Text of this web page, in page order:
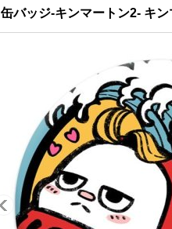
缶バッジ-キンマートン2- キ